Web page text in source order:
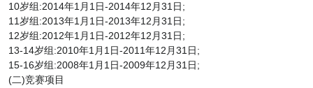
10岁组:2014年1月1日-2014年12月31日;
11岁组:2013年1月1日-2013年12月31日;
12岁组:2012年1月1日-2012年12月31日;
13-14岁组:2010年1月1日-2011年12月31日;
15-16岁组:2008年1月1日-2009年12月31日;
(二)竞赛项目